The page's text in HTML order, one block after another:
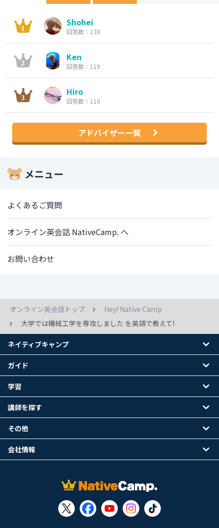
Shohei
回答数：138
Ken
回答数：119
Hiro
回答数：110
アドバイザー一覧
メニュー
よくあるご質問
オンライン英会話 NativeCamp. へ
お問い合わせ
オンライン英会話トップ
Hey! Native Camp
大学では機械工学を専攻しました を英語で教えて!
ネイティブキャンプ
ガイド
学習
講師を探す
その他
会社情報